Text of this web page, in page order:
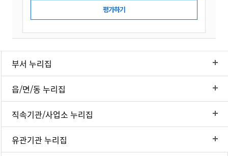
부서 누리집
읍/면/동 누리집
직속기관/사업소 누리집
유관기관 누리집